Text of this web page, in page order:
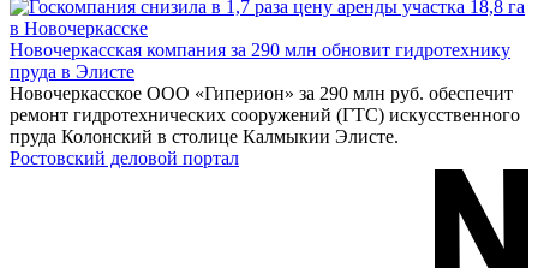
Новочеркасская компания за 290 млн обновит гидротехнику
пруда в Элисте
Новочеркасское ООО «Гиперион» за 290 млн руб. обеспечит
ремонт гидротехнических сооружений (ГТС) искусственного
пруда Колонский в столице Калмыкии Элисте.
Ростовский деловой портал